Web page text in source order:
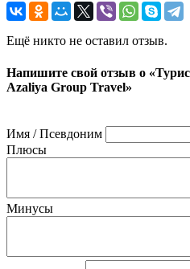
Ещё никто не оставил отзыв.
Напишите свой отзыв о
Azaliya Group Travel»
Имя / Псевдоним
Плюсы
Минусы